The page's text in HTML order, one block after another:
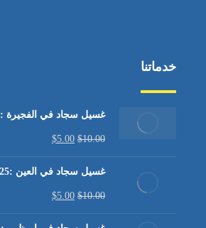
خدماتنا
غسيل سجاد في الفجيرة :0504348425
$10.00
$5.00
غسيل سجاد في العين :0504348425
$10.00
$5.00